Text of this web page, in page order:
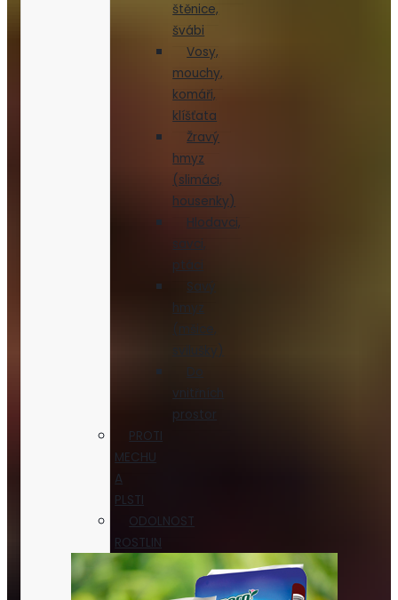
štěnice,
švábi
Vosy,
mouchy,
komáři,
klíšťata
Žravý
hmyz
(slimáci,
housenky)
Hlodavci,
savci,
ptáci
Savý
hmyz
(mšice,
Do
vnitřních
prostor
PROTI
MECHU
A
PLSTI
ODOLNOST
ROSTLIN